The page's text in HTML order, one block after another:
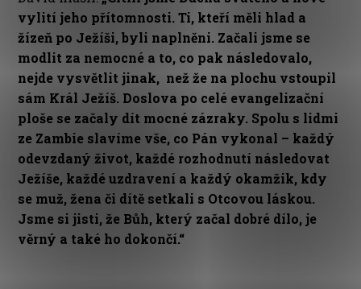
vylití jeho přítomnosti. Ti, kteří měli hlad a
žízeň po Ježíši, byli naplněni. Začali jsme se
modlit za nemocné a to, co pak následovalo,
nejde vysvětlit jinak, než že na plochu vstoupil
sám Král Ježíš. Doslova po celé evangelizační
ploše se začaly dít mocné zázraky. Spolu s lidmi
ze Zambie slavíme vše, co Pán vykonal – každý
odevzdaný život, každé rozhodnutí následovat
Ježíše, každé uzdravení a každý okamžik, kdy
se muž, žena či dítě setkali s Otcovou láskou.
Jsme si jisti, že Bůh, který začal dobré dílo, je
věrný a také ho dokončí.“